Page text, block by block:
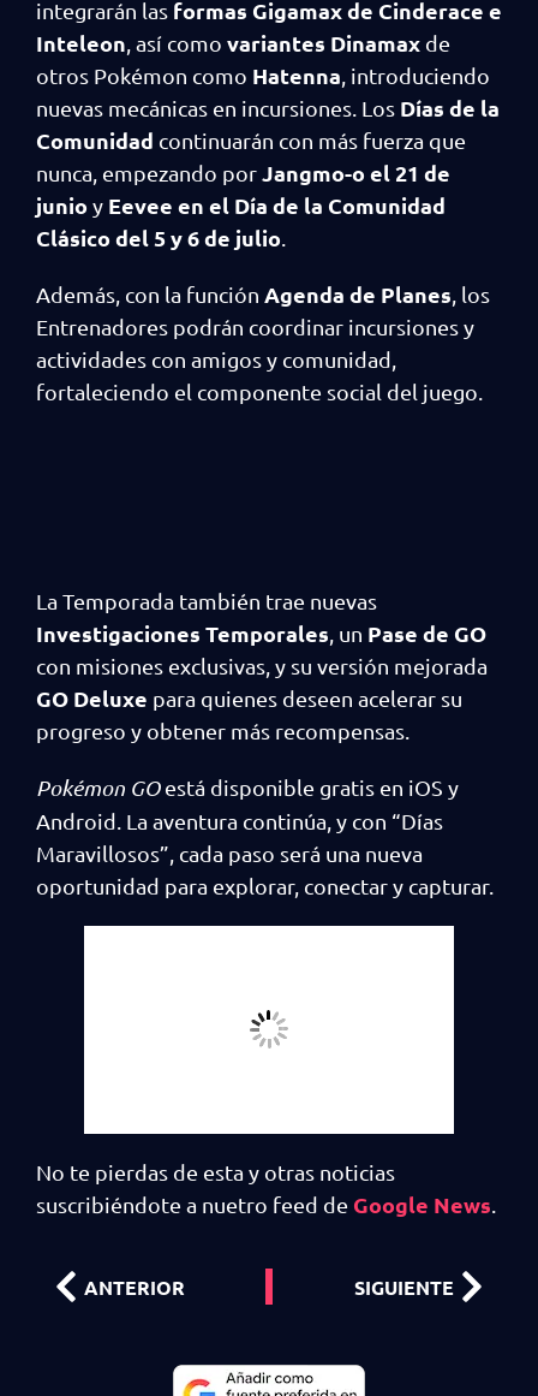
integrarán las formas Gigamax de Cinderace e
Inteleon , así como variantes Dinamax de
otros Pokémon como Hatenna , introduciendo
nuevas mecánicas en incursiones. Los Días de la
Comunidad continuarán con más fuerza que
nunca, empezando porJangmo-o el 21 de
junio y Eevee en el Día de la Comunidad
Clásico del 5 y 6 de julio
Además, con la función Agenda de Planes , los
Entrenadores podrán coordinar incursiones y
actividades con amigos y comunidad,
fortaleciendo el componente social del juego.
La Temporada también trae nuevas
Investigaciones Temporales , un Pase de GO
con misiones exclusivas, y su versión mejorada
GO Deluxe para quienes deseen acelerar su
progreso y obtener más recompensas.
Pokémon GOestá disponible gratis en iOS y
Android. La aventura continúa, y con “Días
Maravillosos”, cada paso será una nueva
oportunidad para explorar, conectar y capturar.
No te pierdas de esta y otras noticias
suscribiéndote a nuetro feed de Google News
ANTERIOR SIGUIENTE